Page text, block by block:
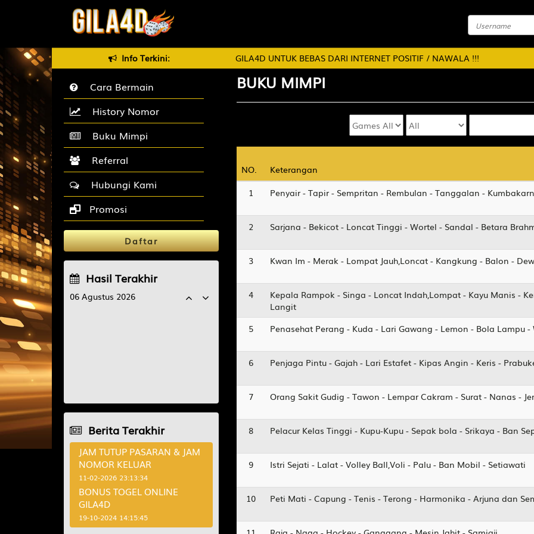
Info Terkini:
Selamat Datang di GILA4D, DOWNLOAD APLIKASI GILA4D UNTUK BEBAS DARI INTERNET POSITIF / NAWALA !!!
Cara Bermain
History Nomor
Buku Mimpi
Referral
Hubungi Kami
Promosi
Daftar
Hasil Terakhir
06 Agustus 2026
Berita Terakhir
JAM TUTUP PASARAN & JAM
NOMOR KELUAR
11-02-2026 23:13:34
BONUS TOGEL ONLINE
GILA4D
19-10-2024 14:15:45
BUKU MIMPI
NO. Keterangan
NO. Keterangan
1
Penyair - Tapir - Sempritan - Rembulan - Tanggalan -
2
Sarjana - Bekicot - Loncat Tinggi - Wortel - Sandal - Betara
3
Kwan Im - Merak - Lompat Jauh,Loncat - Kangkung - Balon -
4
Kepala Rampok - Singa - Loncat Indah,Lompat - Kayu Manis -
Langit
5
Penasehat Perang - Kuda - Lari Gawang - Lemon - Bola Lampu
6
Penjaga Pintu - Gajah - Lari Estafet - Kipas Angin - Keris -
7
Orang Sakit Gudig - Tawon - Lempar Cakram - Surat - Nanas -
8
Pelacur Kelas Tinggi - Kupu-Kupu - Sepak bola - Srikaya - Ban
9
Istri Sejati - Lalat - Volley Ball,Voli - Palu - Ban Mobil - Setiawati
10
Peti Mati - Capung - Tenis - Terong - Harmonika - Arjuna dan